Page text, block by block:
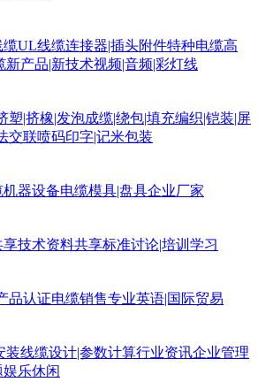
缆UL线缆连接器|插头附件特种电缆高
新产品|新技术视频|音频|彩灯线
塑|挤橡|发泡成缆|绕包|填充编织|铠装|屏
交联喷码印字|记米包装
机器设备电缆模具|盘具企业厂家
享技术资料共享标准讨论|培训学习
品认证电缆销售专业英语|国际贸易
装线缆设计|参数计算行业资讯企业管理
娱乐休闲